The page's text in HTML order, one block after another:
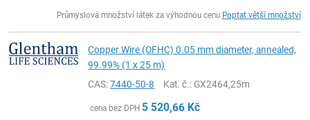
Průmyslová množství látek za výhodnou cenu Poptat větší množství
Copper Wire (OFHC) 0.05 mm diameter, annealed,
99.99% (1 x 25 m)
CAS:7440-50-8 Kat. č.: GX2464,25m
cena bez DPH 5 520,66 Kč